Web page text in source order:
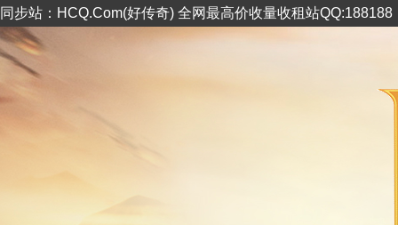
同步站：HCQ.Com(好传奇) 全网最高价收量收租站